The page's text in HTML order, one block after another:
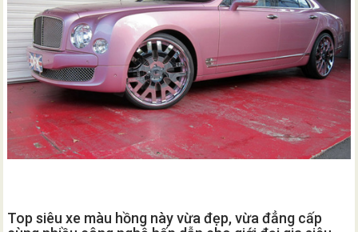
Top siêu xe màu hồng này vừa đẹp, vừa đẳng cấp